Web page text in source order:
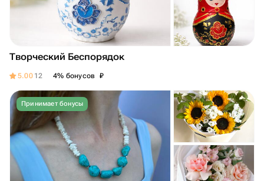
Творческий Беспорядок
5.00 12 4% бонусов ₽
Принимает бонусы